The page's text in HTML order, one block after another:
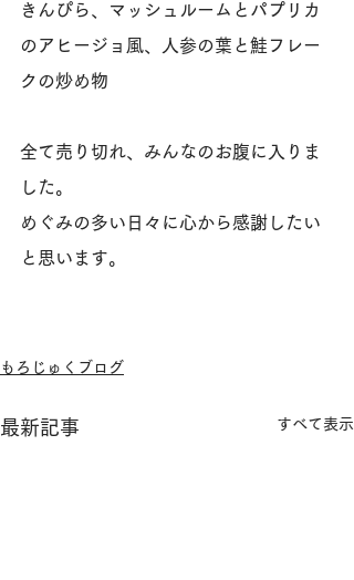
きんぴら、マッシュルームとパプリカ
のアヒージョ風、人参の葉と鮭フレー
クの炒め物
全て売り切れ、みんなのお腹に入りま
した。
めぐみの多い日々に心から感謝したい
と思います。
もろじゅくブログ
最新記事 すべて表示